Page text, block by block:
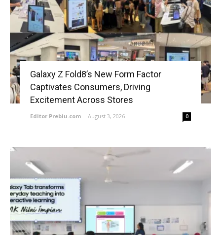
Galaxy Z Fold8’s New Form Factor
Captivates Consumers, Driving
Excitement Across Stores
Editor Prebiu.com - August 3, 2026 0